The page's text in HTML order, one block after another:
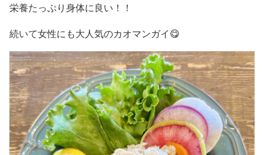
栄養たっぷり身体に良い！！
続いて女性にも大人気のカオマンガイ😋